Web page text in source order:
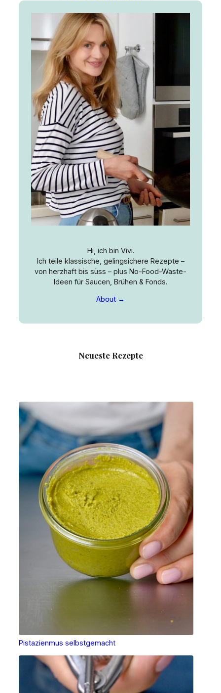
Hi, ich bin Vivi.
Ich teile klassische, gelingsichere Rezepte –
von herzhaft bis süss – plus No-Food-Waste-
Ideen für Saucen, Brühen & Fonds.
About →
Neueste Rezepte
Pistazienmus selbstgemacht